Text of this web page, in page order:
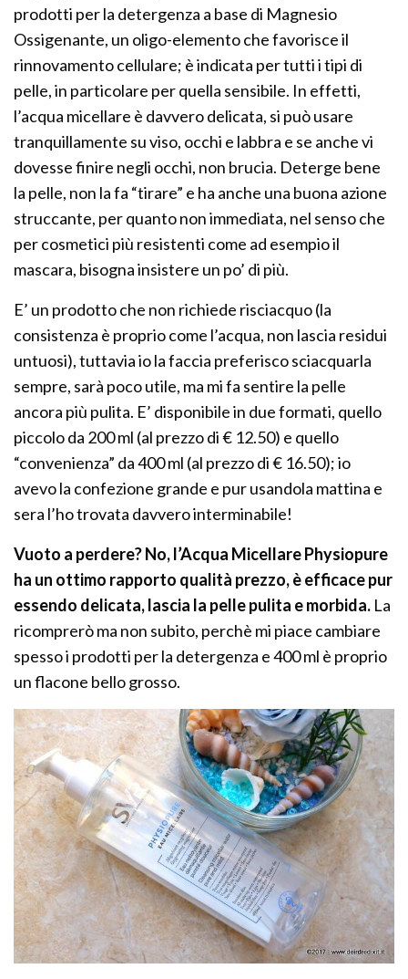
prodotti per la detergenza a base di Magnesio
Ossigenante, un oligo-elemento che favorisce il
rinnovamento cellulare; è indicata per tutti i tipi di
pelle, in particolare per quella sensibile. In effetti,
l’acqua micellare è davvero delicata, si può usare
tranquillamente su viso, occhi e labbra e se anche vi
dovesse finire negli occhi, non brucia. Deterge bene
la pelle, non la fa “tirare” e ha anche una buona azione
struccante, per quanto non immediata, nel senso che
per cosmetici più resistenti come ad esempio il
mascara, bisogna insistere un po’ di più.
E’ un prodotto che non richiede risciacquo (la
consistenza è proprio come l’acqua, non lascia residui
untuosi), tuttavia io la faccia preferisco sciacquarla
sempre, sarà poco utile, ma mi fa sentire la pelle
ancora più pulita. E’ disponibile in due formati, quello
piccolo da 200 ml (al prezzo di € 12.50) e quello
“convenienza” da 400 ml (al prezzo di € 16.50); io
avevo la confezione grande e pur usandola mattina e
sera l’ho trovata davvero interminabile!
Vuoto a perdere? No, l’Acqua Micellare Physiopure
ha un ottimo rapporto qualità prezzo, è efficace pur
essendo delicata, lascia la pelle pulita e morbida. La
ricomprerò ma non subito, perchè mi piace cambiare
spesso i prodotti per la detergenza e 400 ml è proprio
un flacone bello grosso.